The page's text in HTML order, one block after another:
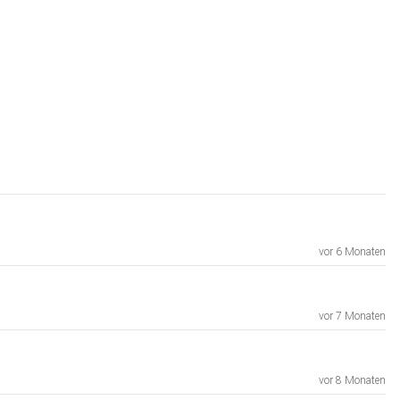
vor 6 Monaten
vor 7 Monaten
vor 8 Monaten